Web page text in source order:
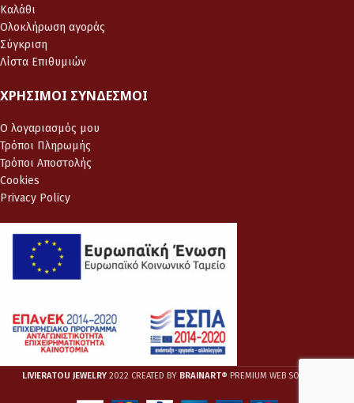
Καλάθι
Ολοκλήρωση αγοράς
Σύγκριση
Λίστα Επιθυμιών
ΧΡΉΣΙΜΟΙ ΣΎΝΔΕΣΜΟΙ
Ο λογαριασμός μου
Τρόποι Πληρωμής
Τρόποι Αποστολής
Cookies
Privacy Policy
LIVIERATOU JEWELRY 2022 CREATED BY BRAINART® PREMIUM WEB SOLUTIONS